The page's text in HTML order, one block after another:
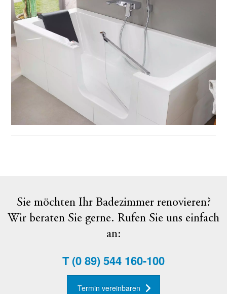
Sie möchten Ihr Badezimmer renovieren?
Wir beraten Sie gerne. Rufen Sie uns einfach
an:
T(0 89) 544 160-100
Termin vereinbaren